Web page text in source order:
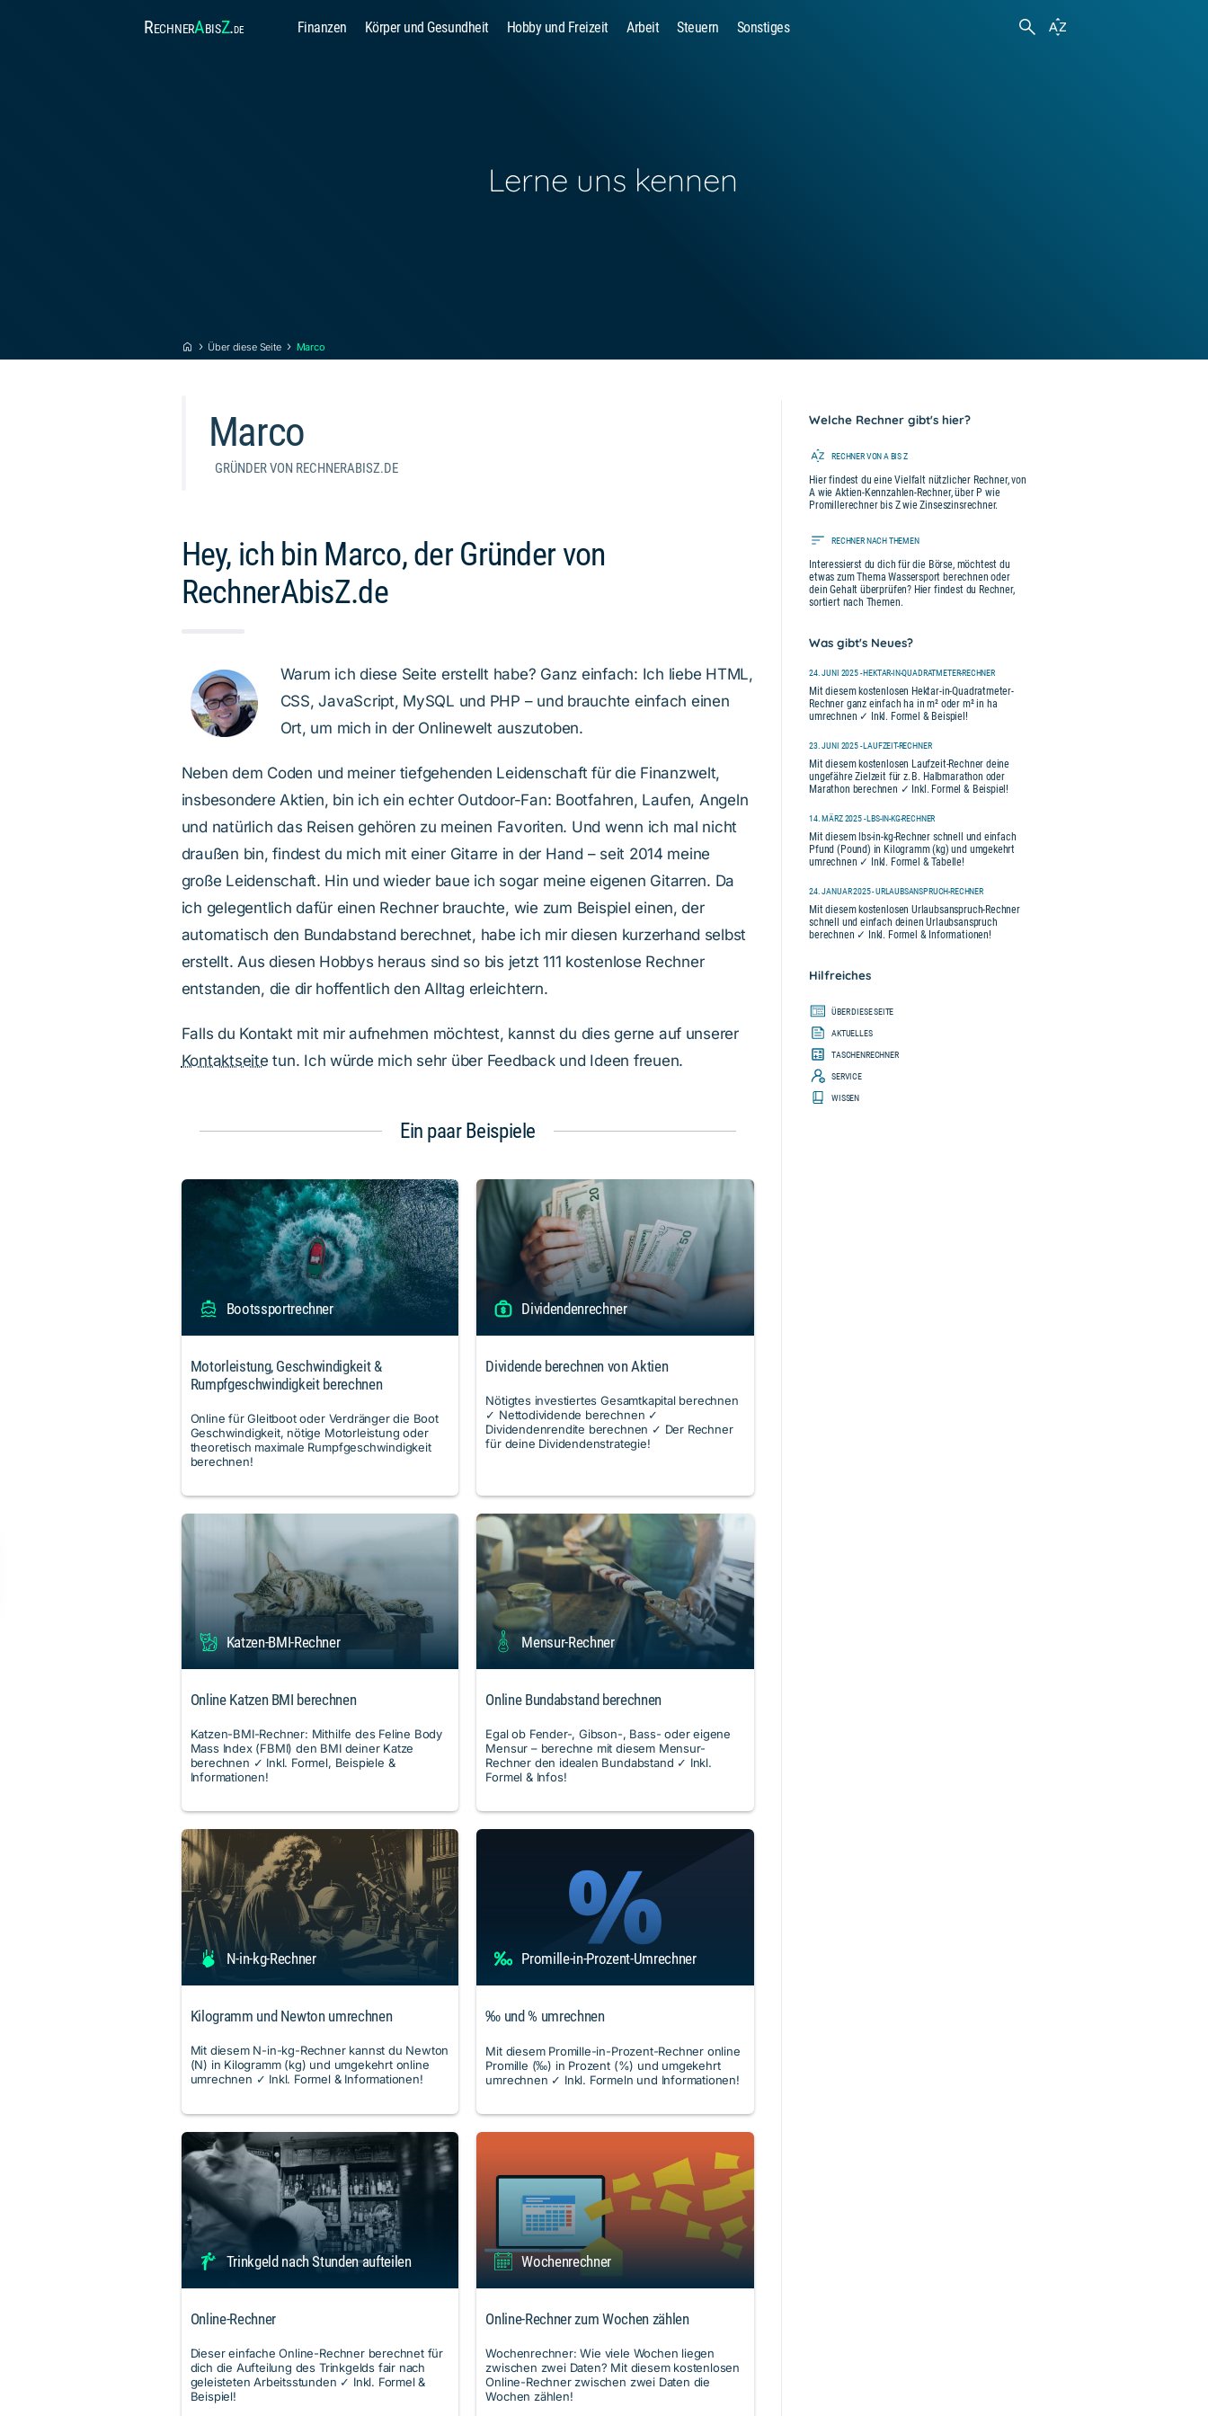
RechnerAbisZ.de Finanzen Körper und Gesundheit Hobby und Freizeit Arbeit Steuern Sonstiges
Über diese Seite Marco
Lerne uns kennen
Marco
GRÜNDER VON RECHNERABISZ.DE
Hey, ich bin Marco, der Gründer von
RechnerAbisZ.de
Warum ich diese Seite erstellt habe? Ganz einfach: Ich liebe HTML,
CSS, JavaScript, MySQL und PHP – und brauchte einfach einen
Ort, um mich in der Onlinewelt auszutoben.
Neben dem Coden und meiner tiefgehenden Leidenschaft für die Finanzwelt,
insbesondere Aktien, bin ich ein echter Outdoor-Fan: Bootfahren, Laufen, Angeln
und natürlich das Reisen gehören zu meinen Favoriten. Und wenn ich mal nicht
draußen bin, findest du mich mit einer Gitarre in der Hand – seit 2014 meine
große Leidenschaft. Hin und wieder baue ich sogar meine eigenen Gitarren. Da
ich gelegentlich dafür einen Rechner brauchte, wie zum Beispiel einen, der
automatisch den Bundabstand berechnet, habe ich mir diesen kurzerhand selbst
erstellt. Aus diesen Hobbys heraus sind so bis jetzt 111 kostenlose Rechner
entstanden, die dir hoffentlich den Alltag erleichtern.
Falls du Kontakt mit mir aufnehmen möchtest, kannst du dies gerne auf unserer
Kontaktseite tun. Ich würde mich sehr über Feedback und Ideen freuen.
Ein paar Beispiele
Bootssportrechner
Motorleistung, Geschwindigkeit &
Rumpfgeschwindigkeit berechnen
Online für Gleitboot oder Verdränger die Boot
Geschwindigkeit, nötige Motorleistung oder
theoretisch maximale Rumpfgeschwindigkeit
berechnen!
Dividendenrechner
Dividende berechnen von Aktien
Nötigtes investiertes Gesamtkapital berechnen
✓ Nettodividende berechnen ✓
Dividendenrendite berechnen ✓ Der Rechner
für deine Dividendenstrategie!
Katzen-BMI-Rechner
Online Katzen BMI berechnen
Katzen-BMI-Rechner: Mithilfe des Feline Body
Mass Index (FBMI) den BMI deiner Katze
berechnen ✓ Inkl. Formel, Beispiele &
Informationen!
Mensur-Rechner
Online Bundabstand berechnen
Egal ob Fender-, Gibson-, Bass- oder eigene
Mensur – berechne mit diesem Mensur-
Rechner den idealen Bundabstand ✓ Inkl.
Formel & Infos!
N-in-kg-Rechner
Kilogramm und Newton umrechnen
Mit diesem N-in-kg-Rechner kannst du Newton
(N) in Kilogramm (kg) und umgekehrt online
umrechnen ✓ Inkl. Formel & Informationen!
Promille-in-Prozent-Umrechner
‰ und % umrechnen
Mit diesem Promille-in-Prozent-Rechner online
Promille (‰) in Prozent (%) und umgekehrt
umrechnen ✓ Inkl. Formeln und Informationen!
Trinkgeld nach Stunden aufteilen
Online-Rechner
Dieser einfache Online-Rechner berechnet für
dich die Aufteilung des Trinkgelds fair nach
geleisteten Arbeitsstunden ✓ Inkl. Formel &
Beispiel!
Wochenrechner
Online-Rechner zum Wochen zählen
Wochenrechner: Wie viele Wochen liegen
zwischen zwei Daten? Mit diesem kostenlosen
Online-Rechner zwischen zwei Daten die
Wochen zählen!
Welche Rechner gibt's hier?
RECHNER VON A BIS Z
Hier findest du eine Vielfalt nützlicher Rechner, von
A wie Aktien-Kennzahlen-Rechner, über P wie
Promillerechner bis Z wie Zinseszinsrechner.
RECHNER NACH THEMEN
Interessierst du dich für die Börse, möchtest du
etwas zum Thema Wassersport berechnen oder
dein Gehalt überprüfen? Hier findest du Rechner,
sortiert nach Themen.
Was gibt's Neues?
24. JUNI 2025 - HEKTAR-IN-QUADRATMETER-RECHNER
Mit diesem kostenlosen Hektar-in-Quadratmeter-
Rechner ganz einfach ha in m² oder m² in ha
umrechnen ✓ Inkl. Formel & Beispiel!
23. JUNI 2025 - LAUFZEIT-RECHNER
Mit diesem kostenlosen Laufzeit-Rechner deine
ungefähre Zielzeit für z. B. Halbmarathon oder
Marathon berechnen ✓ Inkl. Formel & Beispiel!
14. MÄRZ 2025 - LBS-IN-KG-RECHNER
Mit diesem lbs-in-kg-Rechner schnell und einfach
Pfund (Pound) in Kilogramm (kg) und umgekehrt
umrechnen ✓ Inkl. Formel & Tabelle!
24. JANUAR 2025 - URLAUBSANSPRUCH-RECHNER
Mit diesem kostenlosen Urlaubsanspruch-Rechner
schnell und einfach deinen Urlaubsanspruch
berechnen ✓ Inkl. Formel & Informationen!
Hilfreiches
ÜBER DIESE SEITE
AKTUELLES
TASCHENRECHNER
SERVICE
WISSEN